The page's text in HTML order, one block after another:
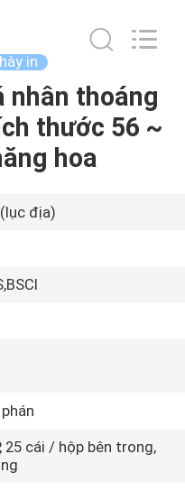
in
nhân thoáng
thước 56 ~
hoa
địa)
25 cái / hộp bên trong,